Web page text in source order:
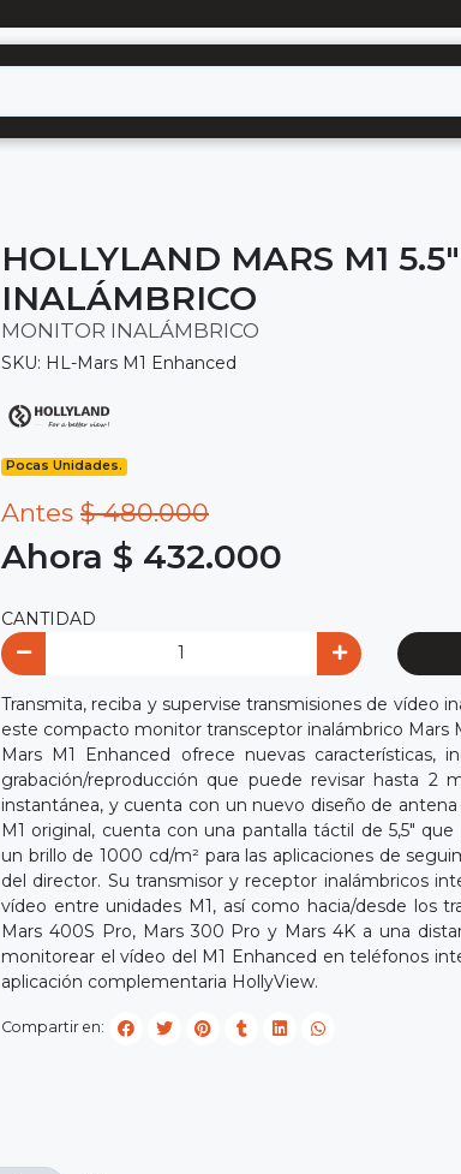
HOLLYLAND MARS M1
INALÁMBRICO
MONITOR INALÁMBRICO
SKU: HL-Mars M1 Enhanced
Pocas Unidades.
Antes $ 480.000
Ahora $ 432.000
CANTIDAD
Transmita, reciba y supervise transmisiones de vídeo
este compacto monitor transceptor inalámbrico Mars
Mars M1 Enhanced ofrece nuevas características,
grabación/reproducción que puede revisar hasta 2
instantánea, y cuenta con un nuevo diseño de
M1 original, cuenta con una pantalla táctil de 5,5"
un brillo de 1000 cd/m² para las aplicaciones de
del director. Su transmisor y receptor inalámbricos
vídeo entre unidades M1, así como hacia/desde los
Mars 400S Pro, Mars 300 Pro y Mars 4K a una
monitorear el vídeo del M1 Enhanced en teléfonos
aplicación complementaria HollyView.
Compartir en: